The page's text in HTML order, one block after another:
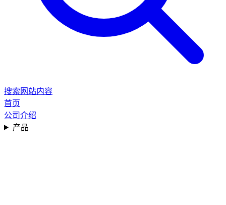
搜索网站内容
首页
公司介绍
产品